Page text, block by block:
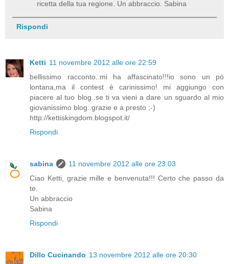
ricetta della tua regione. Un abbraccio. Sabina
Rispondi
Ketti 11 novembre 2012 alle ore 22:59
bellissimo racconto..mi ha affascinato!!!io sono un pò
lontana,ma il contest è carinissimo! mi aggiungo con
piacere al tuo blog..se ti va vieni a dare un sguardo al mio
giovanissimo blog..grazie e a presto ;-)
http://kettiskingdom.blogspot.it/
Rispondi
sabina
11 novembre 2012 alle ore 23:03
Ciao Ketti, grazie mille e benvenuta!!! Certo che passo da
te.
Un abbraccio
Sabina
Rispondi
Dillo Cucinando 13 novembre 2012 alle ore 20:30